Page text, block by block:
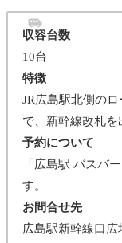
収容台数
10台
特徴
JR広島駅北側の
で、新幹線改札を
予約について
「広島駅 バスバ
す。
お問合せ先
広島駅新幹線口